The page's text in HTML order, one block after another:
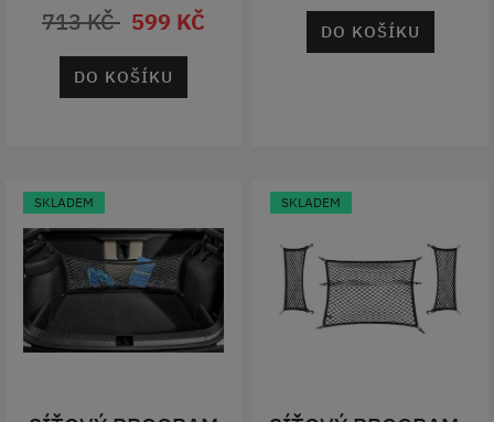
713 KČ 599 KČ
DO KOŠÍKU
DO KOŠÍKU
SKLADEM SKLADEM